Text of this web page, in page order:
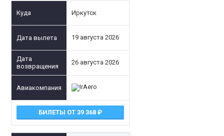
Иркутск
19 августа 2026
26 августа 2026
БИЛЕТЫ ОТ 39 368